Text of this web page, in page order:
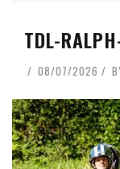
TDL-
08/07/2026